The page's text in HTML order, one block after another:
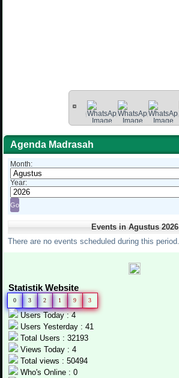
Agenda Madrasah
Month:
Year:
Events in Agustus 2026
There are no events scheduled during this period.
Statistik Website
0 3 2 1 9 3
Users Today : 4
Users Yesterday : 41
Total Users : 32193
Views Today : 4
Total views : 50494
Who's Online : 0